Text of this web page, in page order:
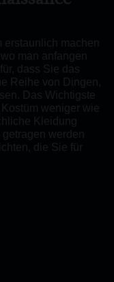
machen
man anfangen
dass Sie das
Reihe von Dingen,
Das Wichtigste
weniger wie
Kleidung
werden
die Sie für